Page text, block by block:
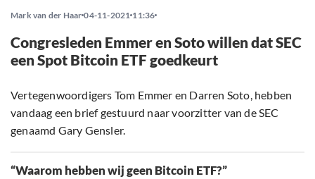
Mark van der Haar 04-11-2021 11:36
Congresleden Emmer en Soto willen dat SEC
een Spot Bitcoin ETF goedkeurt
Vertegenwoordigers Tom Emmer en Darren Soto, hebben
vandaag een brief gestuurd naar voorzitter van de SEC
genaamd Gary Gensler.
“Waarom hebben wij geen Bitcoin ETF?”